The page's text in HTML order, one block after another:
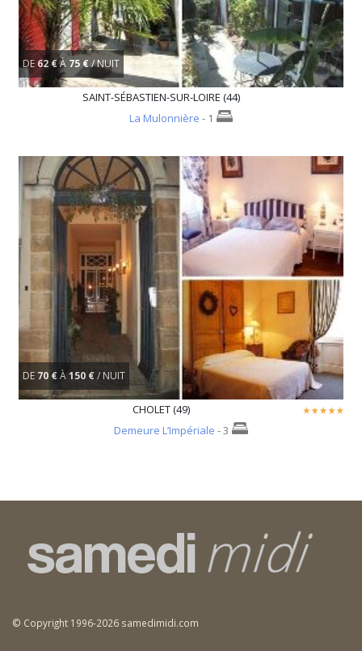
DE 62 €À 75 €/ NUIT
SAINT-SÉBASTIEN-SUR-LOIRE (44)
La Mulonnière - 1
DE 70 € À150 €/ NUIT
CHOLET (49)
Demeure L’Impériale - 3
© Copyright 1996-2026 samedimidi.com